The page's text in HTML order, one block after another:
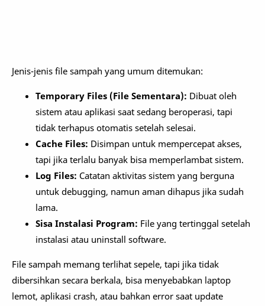
Jenis-jenis file sampah yang umum ditemukan:
Temporary Files (File Sementara): Dibuat oleh
sistem atau aplikasi saat sedang beroperasi, tapi
tidak terhapus otomatis setelah selesai.
Cache Files: Disimpan untuk mempercepat akses,
tapi jika terlalu banyak bisa memperlambat sistem.
Log Files: Catatan aktivitas sistem yang berguna
untuk debugging, namun aman dihapus jika sudah
lama.
Sisa Instalasi Program: File yang tertinggal setelah
instalasi atau uninstall software.
File sampah memang terlihat sepele, tapi jika tidak
dibersihkan secara berkala, bisa menyebabkan laptop
lemot, aplikasi crash, atau bahkan error saat update